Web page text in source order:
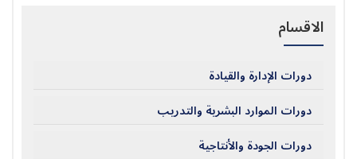
الاقسام
دورات الإدارة والقيادة
دورات الموارد البشرية والتدريب
دورات الجودة والأنتاجية